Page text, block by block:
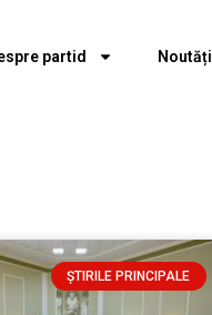
partid Noutăți
ȘTIRILE PRINCIPALE